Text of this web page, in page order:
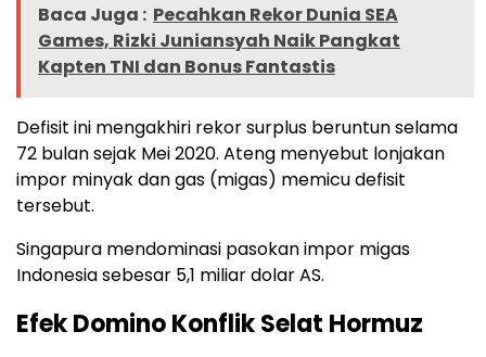
Baca Juga : Pecahkan Rekor Dunia SEA
Games, Rizki Juniansyah Naik Pangkat
Kapten TNI dan Bonus Fantastis
Defisit ini mengakhiri rekor surplus beruntun selama
72 bulan sejak Mei 2020. Ateng menyebut lonjakan
impor minyak dan gas (migas) memicu defisit
tersebut.
Singapura mendominasi pasokan impor migas
Indonesia sebesar 5,1 miliar dolar AS.
Efek Domino Konflik Selat Hormuz